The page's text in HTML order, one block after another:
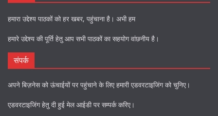
हमारा उद्देश्य पाठकों को हर खबर, पहुंचाना है। अभी हम
हमारे उद्देश्य की पूर्ति हेतु आप सभी पाठकों का सहयोग वांछनीय है।
संपर्क
अपने बिज़नेस को ऊंचाईयों पर पहुंचाने के लिए हमारी एडवरटाइजिंग को चुनिए।
एडवरटाइजिंग हेतु दी हुई मेल आईडी पर सम्पर्क करिए।